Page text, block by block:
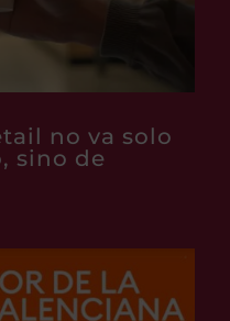
no va solo
sino de